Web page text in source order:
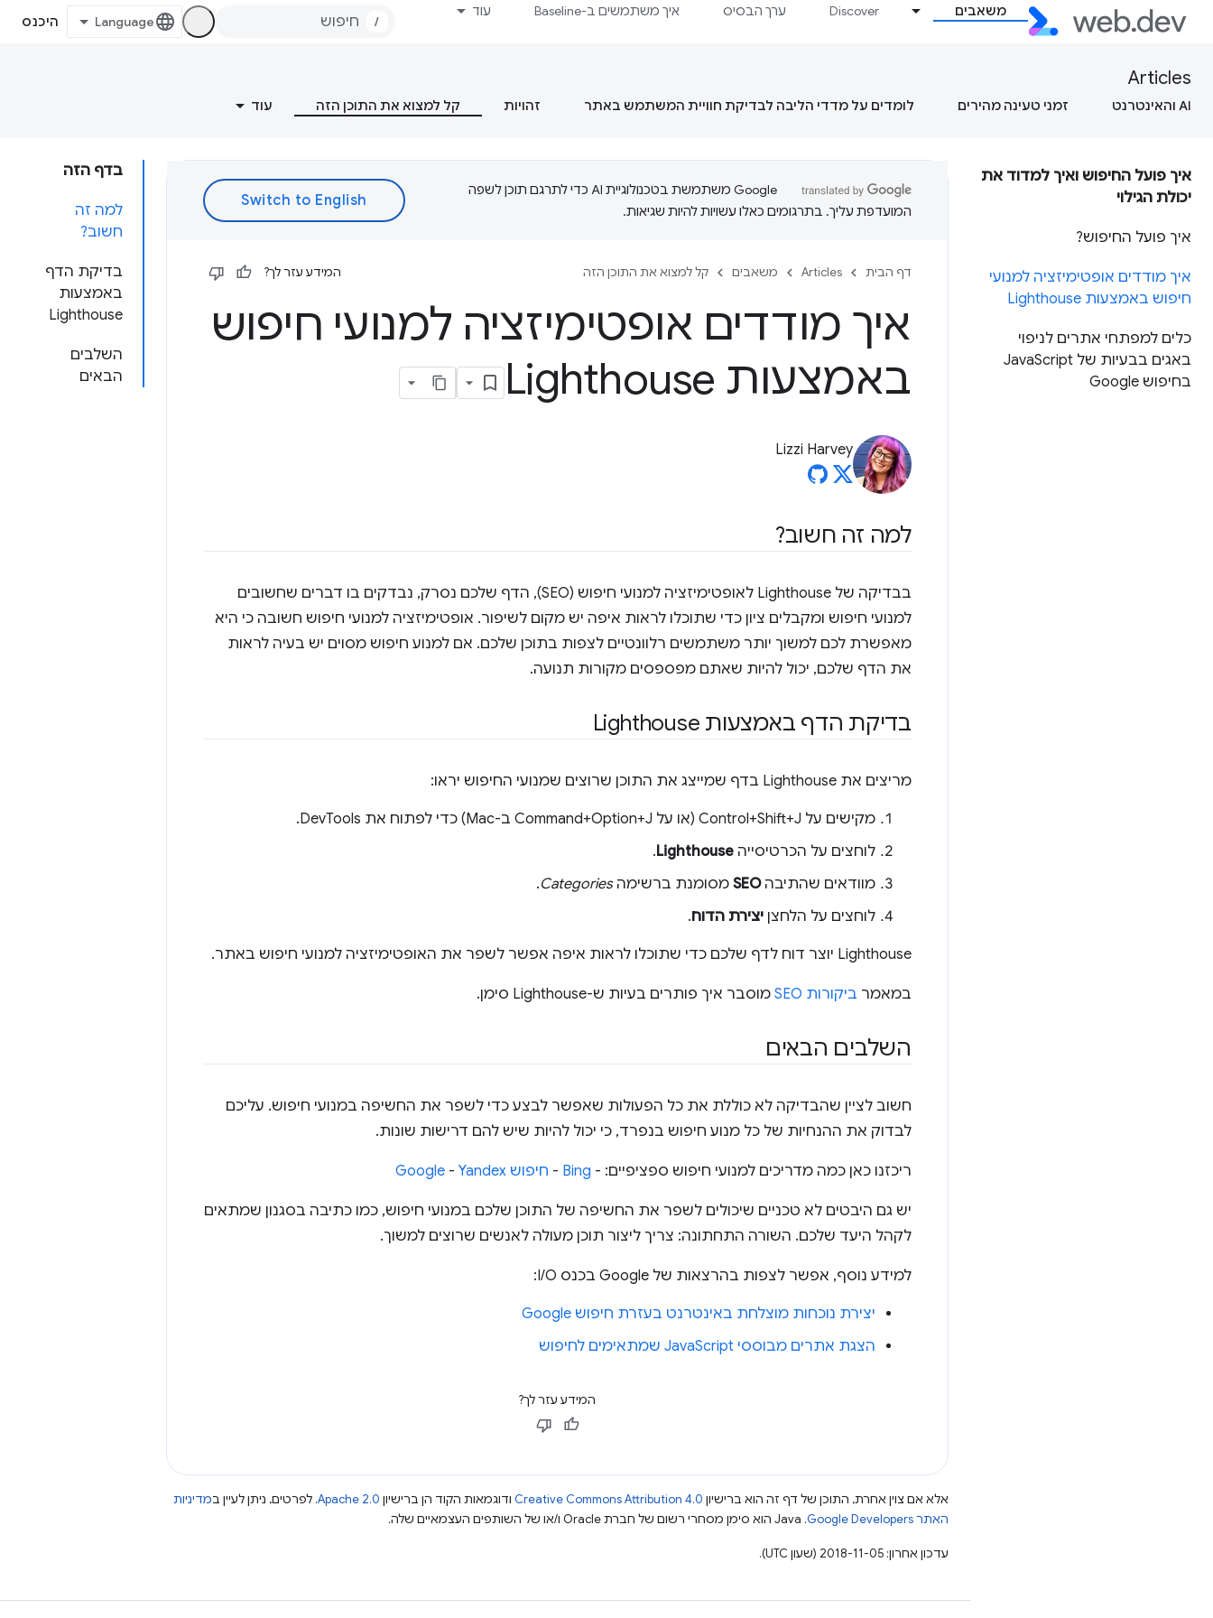
משאבים Discover ערך הבסיס איך משתמשים ב-Baseline עוד
/ היכנס
Articles
AI והאינטרנט זמני טעינה מהירים לומדים על מדדי הליבה לבדיקת חוויית המשתמש באתר זהויות קל למצוא את התוכן הזה עוד
איך פועל החיפוש ואיך למדוד את
יכולת הגילוי
איך פועל החיפוש?
איך מודדים אופטימיזציה למנועי
חיפוש באמצעות Lighthouse
כלים למפתחי אתרים לניפוי
באגים בבעיות של Java Script
בחיפוש Google
בדף הזה
למה זה
חשוב?
בדיקת הדף
באמצעות
Lighthouse
השלבים
הבאים
‫Google משתמשת בטכנולוגיית AI כדי לתרגם תוכן לשפה
המועדפת עליך. בתרגומים כאלו עשויות להיות שגיאות.
דף הבית Articles משאבים קל למצוא את התוכן הזה המידע עזר לך?
איך מודדים אופטימיזציה למנועי חיפוש
באמצעות Lighthouse
Lizzi Harvey
למה זה חשוב?
בבדיקה של Lighthouse לאופטימיזציה למנועי חיפוש (SEO), הדף שלכם נסרק, נבדקים בו דברים שחשובים
למנועי חיפוש ומקבלים ציון כדי שתוכלו לראות איפה יש מקום לשיפור. אופטימיזציה למנועי חיפוש חשובה כי היא
מאפשרת לכם למשוך יותר משתמשים רלוונטיים לצפות בתוכן שלכם. אם למנוע חיפוש מסוים יש בעיה לראות
את הדף שלכם, יכול להיות שאתם מפספסים מקורות תנועה.
בדיקת הדף באמצעות Lighthouse
מריצים את Lighthouse בדף שמייצג את התוכן שרוצים שמנועי החיפוש יראו:
מקישים על Control+Shift+J (או על Command+Option+J ב-Mac) כדי לפתוח את DevTools.
לוחצים על הכרטיסייה Lighthouse
.
מוודאים שהתיבהSEO מסומנת ברשימהCategories
.
לוחצים על הלחצן יצירת הדוח.
Lighthouse יוצר דוח לדף שלכם כדי שתוכלו לראות איפה אפשר לשפר את האופטימיזציה למנועי חיפוש באתר.
במאמר ביקורות SEO מוסבר איך פותרים בעיות ש-Lighthouse סימן.
השלבים הבאים
חשוב לציין שהבדיקה לא כוללת את כל הפעולות שאפשר לבצע כדי לשפר את החשיפה במנועי חיפוש. עליכם
לבדוק את ההנחיות של כל מנוע חיפוש בנפרד, כי יכול להיות שיש להם דרישות שונות.
ריכזנו כאן כמה מדריכים למנועי חיפוש ספציפיים: - Bing
- חיפוש Google - Yandex
יש גם היבטים לא טכניים שיכולים לשפר את החשיפה של התוכן שלכם במנועי חיפוש, כמו כתיבה בסגנון שמתאים
לקהל היעד שלכם. השורה התחתונה: צריך ליצור תוכן מעולה לאנשים שרוצים למשוך.
למידע נוסף, אפשר לצפות בהרצאות של Google בכנס I/O:
יצירת נוכחות מוצלחת באינטרנט בעזרת חיפוש Google
הצגת אתרים מבוססי JavaScript שמתאימים לחיפוש
המידע עזר לך?
אלא אם צוין אחרת, התוכן של דף זה הוא ברישיון Creative Commons Attribution 4.0 ודוגמאות הקוד הן ברישיון Apache 2.0. לפרטים, ניתן לעיין במדיניות
האתר Google Developers‏
.‏ Java הוא סימן מסחרי רשום של חברת Oracle ו/או של השותפים העצמאיים שלה.
עדכון אחרון: 2018-11-05 (שעון UTC).